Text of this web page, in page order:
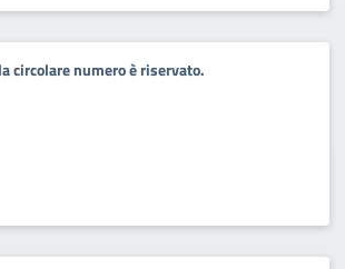
circolare numero è riservato.